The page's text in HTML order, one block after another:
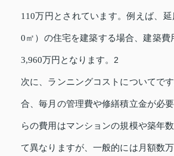
110万円とされています。例えば、
0㎡）の住宅を建築する場合、建築費
3,960万円となります。 2
次に、ランニングコストについてで
合、毎月の管理費や修繕積立金が必
らの費用はマンションの規模や築年
て異なりますが、一般的には月額数